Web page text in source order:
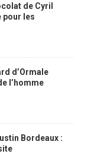
de Cyril
pour les
d’Ormale
l’homme
Bordeaux :